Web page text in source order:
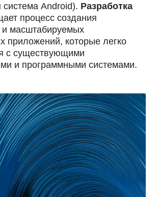
Android). Разработка
процесс создания
масштабируемых
приложений, которые легко
с существующими
и программными системами.